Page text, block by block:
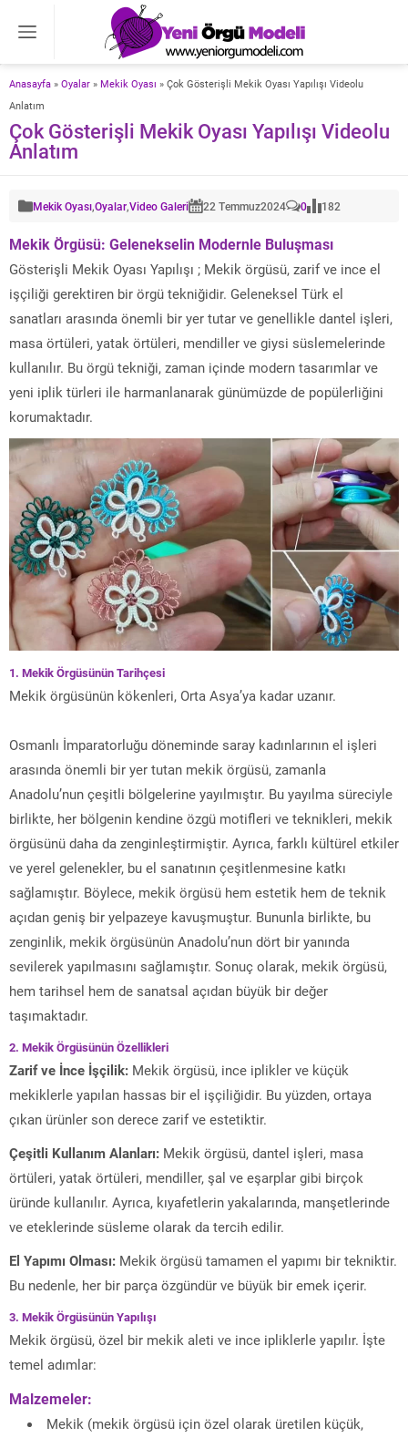
Anasayfa » Oyalar » Mekik Oyası » Çok Gösterişli Mekik Oyası Yapılışı Videolu
Anlatım
Çok Gösterişli Mekik Oyası Yapılışı Videolu
Anlatım
Mekik Oyası,Oyalar,Video Galeri 22 Temmuz2024 0 182
Mekik Örgüsü: Gelenekselin Modernle Buluşması
Gösterişli Mekik Oyası Yapılışı ; Mekik örgüsü, zarif ve ince el
işçiliği gerektiren bir örgü tekniğidir. Geleneksel Türk el
sanatları arasında önemli bir yer tutar ve genellikle dantel işleri,
masa örtüleri, yatak örtüleri, mendiller ve giysi süslemelerinde
kullanılır. Bu örgü tekniği, zaman içinde modern tasarımlar ve
yeni iplik türleri ile harmanlanarak günümüzde de popülerliğini
korumaktadır.
1. Mekik Örgüsünün Tarihçesi
Mekik örgüsünün kökenleri, Orta Asya’ya kadar uzanır.
Osmanlı İmparatorluğu döneminde saray kadınlarının el işleri
arasında önemli bir yer tutan mekik örgüsü, zamanla
Anadolu’nun çeşitli bölgelerine yayılmıştır. Bu yayılma süreciyle
birlikte, her bölgenin kendine özgü motifleri ve teknikleri, mekik
örgüsünü daha da zenginleştirmiştir. Ayrıca, farklı kültürel etkiler
ve yerel gelenekler, bu el sanatının çeşitlenmesine katkı
sağlamıştır. Böylece, mekik örgüsü hem estetik hem de teknik
açıdan geniş bir yelpazeye kavuşmuştur. Bununla birlikte, bu
zenginlik, mekik örgüsünün Anadolu’nun dört bir yanında
sevilerek yapılmasını sağlamıştır. Sonuç olarak, mekik örgüsü,
hem tarihsel hem de sanatsal açıdan büyük bir değer
taşımaktadır.
2. Mekik Örgüsünün Özellikleri
Zarif ve İnce İşçilik: Mekik örgüsü, ince iplikler ve küçük
mekiklerle yapılan hassas bir el işçiliğidir. Bu yüzden, ortaya
çıkan ürünler son derece zarif ve estetiktir.
Çeşitli Kullanım Alanları: Mekik örgüsü, dantel işleri, masa
örtüleri, yatak örtüleri, mendiller, şal ve eşarplar gibi birçok
üründe kullanılır. Ayrıca, kıyafetlerin yakalarında, manşetlerinde
ve eteklerinde süsleme olarak da tercih edilir.
El Yapımı Olması: Mekik örgüsü tamamen el yapımı bir tekniktir.
Bu nedenle, her bir parça özgündür ve büyük bir emek içerir.
3. Mekik Örgüsünün Yapılışı
Mekik örgüsü, özel bir mekik aleti ve ince ipliklerle yapılır. İşte
temel adımlar:
Malzemeler:
Mekik (mekik örgüsü için özel olarak üretilen küçük,